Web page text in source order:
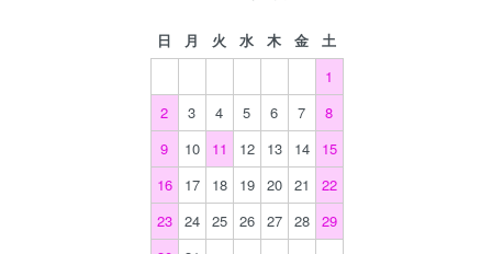
日 月 火 水 木 金
土
1
2
3 4 5 6 7
8
9
10 11 12 13 14
15
16
17 18 19 20 21
22
23
24 25 26 27 28
29